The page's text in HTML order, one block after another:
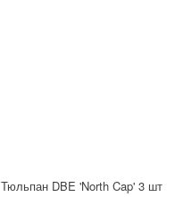
Тюльпан DBE 'North Cap' 3 шт